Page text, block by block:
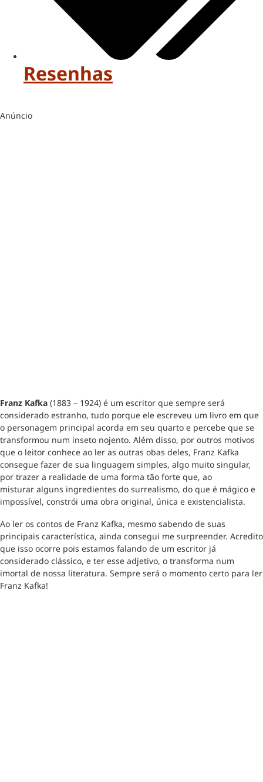
Resenhas
Anúncio
Franz Kafka (1883 – 1924) é um escritor que sempre será
considerado estranho, tudo porque ele escreveu um livro em que
o personagem principal acorda em seu quarto e percebe que se
transformou num inseto nojento. Além disso, por outros motivos
que o leitor conhece ao ler as outras obas deles, Franz Kafka
consegue fazer de sua linguagem simples, algo muito singular,
por trazer a realidade de uma forma tão forte que, ao
misturar alguns ingredientes do surrealismo, do que é mágico e
impossível, constrói uma obra original, única e existencialista.
Ao ler os contos de Franz Kafka, mesmo sabendo de suas
principais característica, ainda consegui me surpreender. Acredito
que isso ocorre pois estamos falando de um escritor já
considerado clássico, e ter esse adjetivo, o transforma num
imortal de nossa literatura. Sempre será o momento certo para ler
Franz Kafka!